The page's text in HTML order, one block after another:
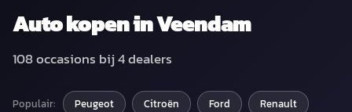
Autokopen inVeendam
108occasions bij4dealers
Populair: Peugeot Citroën Ford Renault